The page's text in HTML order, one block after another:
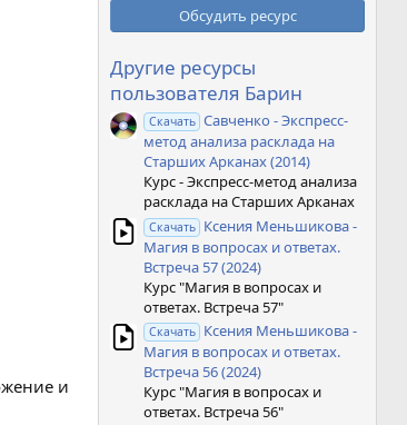
и
0
з
ё
з
д
Обсудить ресурс
Другие ресурсы
пользователя Барин
Скачать Савченко - Экспресс-
метод анализа расклада на
Старших Арканах (2014)
Курс - Экспресс-метод анализа
расклада на Старших Арканах
Скачать Ксения Меньшикова -
Магия в вопросах и ответах.
Встреча 57 (2024)
Курс "Магия в вопросах и
ответах. Встреча 57"
Скачать Ксения Меньшикова -
Магия в вопросах и ответах.
Встреча 56 (2024)
Курс "Магия в вопросах и
ответах. Встреча 56"